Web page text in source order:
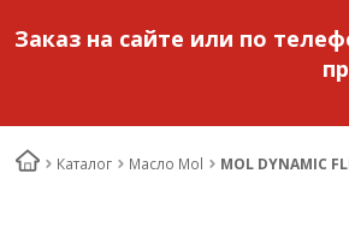
Заказ на сайте или по
Каталог Масло Mol MOL DYNAMIC